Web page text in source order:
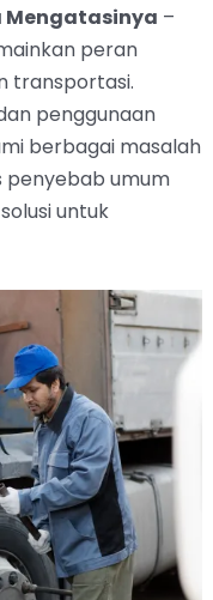
Mengatasinya –
peran
transportasi.
penggunaan
berbagai masalah
penyebab umum
untuk